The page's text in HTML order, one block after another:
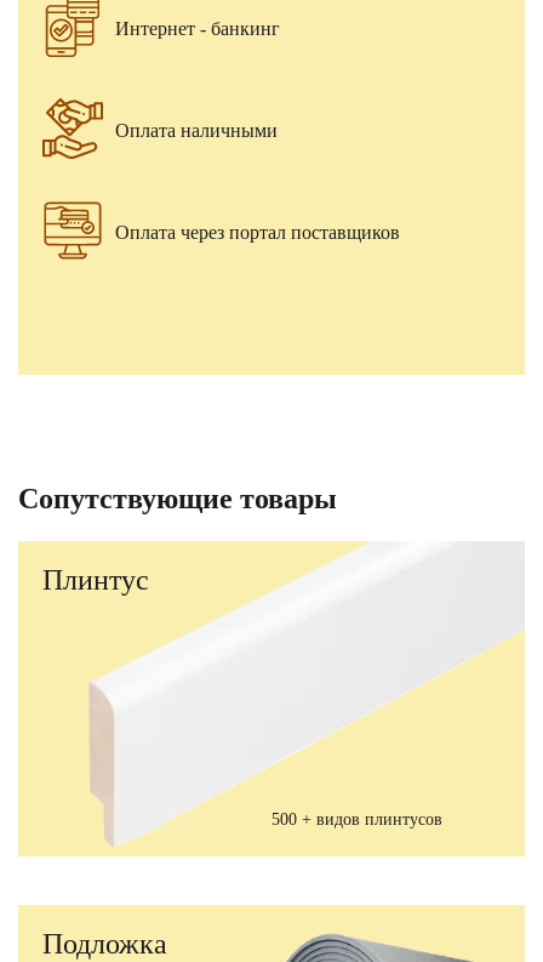
Интернет - банкинг
Оплата наличными
Оплата через портал поставщиков
Сопутствующие товары
Плинтус
500 + видов плинтусов
Подложка